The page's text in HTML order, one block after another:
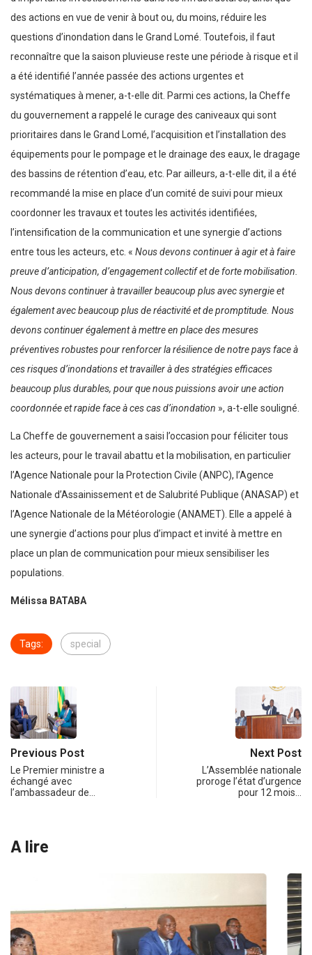
des actions en vue de venir à bout ou, du moins, réduire les
questions d’inondation dans le Grand Lomé. Toutefois, il faut
reconnaître que la saison pluvieuse reste une période à risque et il
a été identifié l’année passée des actions urgentes et
systématiques à mener, a-t-elle dit. Parmi ces actions, la Cheffe
du gouvernement a rappelé le curage des caniveaux qui sont
prioritaires dans le Grand Lomé, l’acquisition et l’installation des
équipements pour le pompage et le drainage des eaux, le dragage
des bassins de rétention d’eau, etc. Par ailleurs, a-t-elle dit, il a été
recommandé la mise en place d’un comité de suivi pour mieux
coordonner les travaux et toutes les activités identifiées,
l’intensification de la communication et une synergie d’actions
entre tous les acteurs, etc. « Nous devons continuer à agir et à faire
preuve d’anticipation, d’engagement collectif et de forte mobilisation.
Nous devons continuer à travailler beaucoup plus avec synergie et
également avec beaucoup plus de réactivité et de promptitude. Nous
devons continuer également à mettre en place des mesures
préventives robustes pour renforcer la résilience de notre pays face à
ces risques d’inondations et travailler à des stratégies efficaces
beaucoup plus durables, pour que nous puissions avoir une action
coordonnée et rapide face à ces cas d’inondation », a-t-elle souligné.
La Cheffe de gouvernement a saisi l’occasion pour féliciter tous
les acteurs, pour le travail abattu et la mobilisation, en particulier
l’Agence Nationale pour la Protection Civile (ANPC), l’Agence
Nationale d’Assainissement et de Salubrité Publique (ANASAP) et
l’Agence Nationale de la Météorologie (ANAMET). Elle a appelé à
une synergie d’actions pour plus d’impact et invité à mettre en
place un plan de communication pour mieux sensibiliser les
populations.
Mélissa BATABA
Tags: special
Previous Post
Le Premier ministre a
échangé avec
l’ambassadeur de…
Next Post
L’Assemblée nationale
proroge l’état d’urgence
pour 12 mois…
A lire